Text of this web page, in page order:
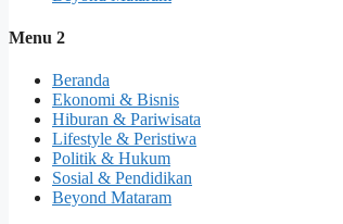
Menu 2
Beranda
Ekonomi & Bisnis
Hiburan & Pariwisata
Lifestyle & Peristiwa
Politik & Hukum
Sosial & Pendidikan
Beyond Mataram